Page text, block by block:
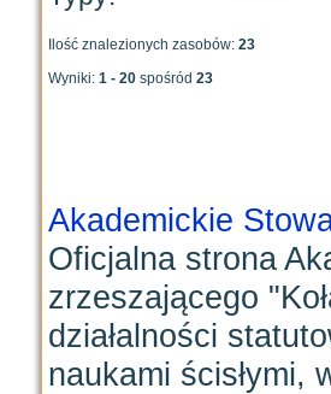
Ilość znalezionych zasobów: 23
Wyniki: 1 - 20 spośród 23
Akademickie
Oficjalna strona
zrzeszającego
działalności
naukami ścisłymi,